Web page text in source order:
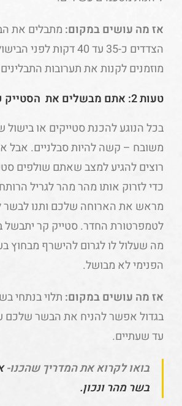
אז מה עושים במקום: מתבלים את
הצדדים כ-35 עד 40 דקות
מוזמנים לקנות את תערובות
טעות 2: אתם מבשלים את הסטייק קר
בכל הנוגע להכנת סטייקים או
משובח – קשה להיות סבלניים.
רוצים להגיע למצב שאתם שולפים
כדי לזרוק אותו מהר מהר לגריל
מראש את הארוחה שלכם ותנו לבשר
לטמפרטורת החדר. סטייק קר יתבשל
מה שעלול לו לגרום להישרף מבחוץ
הפנימי לא מבושל.
אז מה עושים במקום: תלוי בנתחי
בגדול אפשר להניח את הבשר שלכם
עד שעתיים.
בואו לקרוא את המדריך שהכנו-
בשר מהר ונכון.